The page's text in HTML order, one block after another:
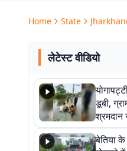
Home State
लेटेस्ट वीडियो
डूबी,
श्रमदान
पुल
बेतिया के